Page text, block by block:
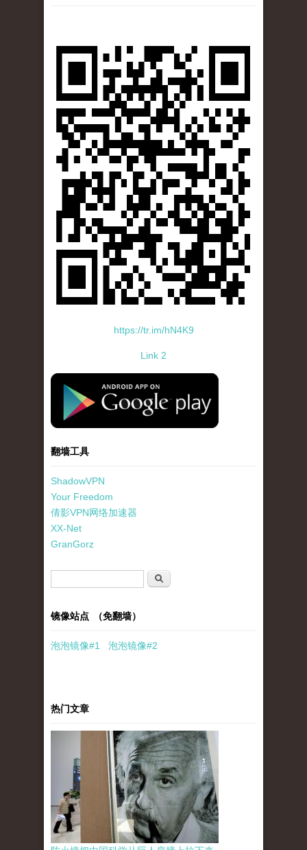
https://tr.im/hN4K9
Link 2
standard-icon-googleplay-app-store.png
翻墙工具
ShadowVPN
Your Freedom
倩影VPN网络加速器
XX-Net
GranGorz
搜索
镜像站点 （免翻墙）
泡泡镜像#1 泡泡镜像#2
热门文章